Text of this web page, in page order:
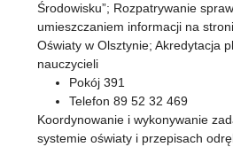
Środowisku”; Rozpatrywanie
umieszczaniem informacji na
Oświaty w Olsztynie; Akredytacja
nauczycieli
Pokój 391
Telefon 89 52 32 469
Koordynowanie i wykonywanie
systemie oświaty i przepisach